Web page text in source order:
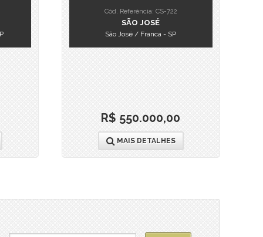
Cód. Referência: CS-722
SÃO JOSÉ
São José / Franca - SP
R$ 550.000,00
MAIS DETALHES